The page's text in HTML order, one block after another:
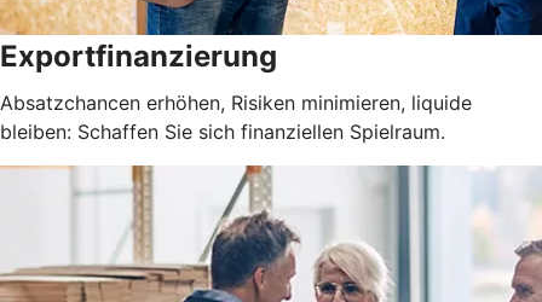
Exportfinanzierung
Absatzchancen erhöhen, Risiken minimieren, liquide
bleiben: Schaffen Sie sich finanziellen Spielraum.